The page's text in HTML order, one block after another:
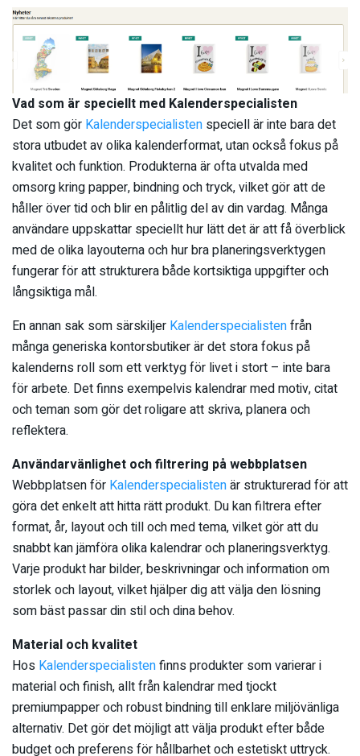
Vad som är speciellt med Kalenderspecialisten
Det som gör Kalenderspecialisten speciell är inte bara det
stora utbudet av olika kalenderformat, utan också fokus på
kvalitet och funktion. Produkterna är ofta utvalda med
omsorg kring papper, bindning och tryck, vilket gör att de
håller över tid och blir en pålitlig del av din vardag. Många
användare uppskattar speciellt hur lätt det är att få överblick
med de olika layouterna och hur bra planeringsverktygen
fungerar för att strukturera både kortsiktiga uppgifter och
långsiktiga mål.
En annan sak som särskiljer Kalenderspecialistenfrån
många generiska kontorsbutiker är det stora fokus på
kalenderns roll som ett verktyg för livet i stort – inte bara
för arbete. Det finns exempelvis kalendrar med motiv, citat
och teman som gör det roligare att skriva, planera och
reflektera.
Användarvänlighet och filtrering på webbplatsen
Webbplatsen för Kalenderspecialistenär strukturerad för att
göra det enkelt att hitta rätt produkt. Du kan filtrera efter
format, år, layout och till och med tema, vilket gör att du
snabbt kan jämföra olika kalendrar och planeringsverktyg.
Varje produkt har bilder, beskrivningar och information om
storlek och layout, vilket hjälper dig att välja den lösning
som bäst passar din stil och dina behov.
Material och kvalitet
Hos Kalenderspecialistenfinns produkter som varierar i
material och finish, allt från kalendrar med tjockt
premiumpapper och robust bindning till enklare miljövänliga
alternativ. Det gör det möjligt att välja produkt efter både
budget och preferens för hållbarhet och estetiskt uttryck.